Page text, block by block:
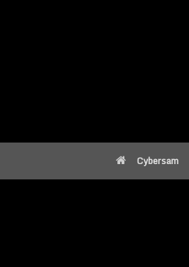
Cybersam